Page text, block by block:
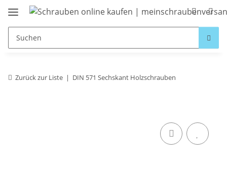
Zurück zur Liste DIN 571 Sechskant Holzschrauben